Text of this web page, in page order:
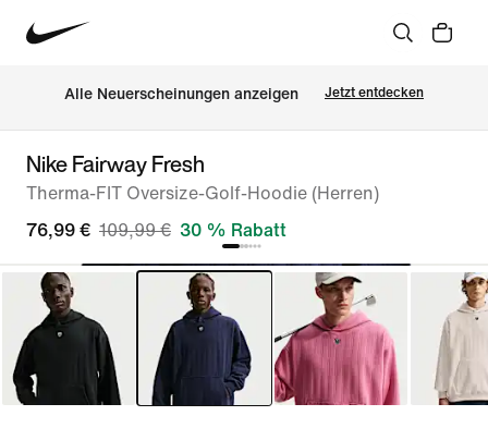
Alle Neuerscheinungen anzeigen Jetzt entdecken
Nike Fairway Fresh
Therma-FIT Oversize-Golf-Hoodie (Herren)
76,99 € 109,99 € 30 % Rabatt